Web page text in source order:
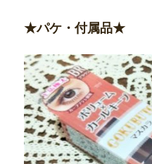
★パケ・付属品★